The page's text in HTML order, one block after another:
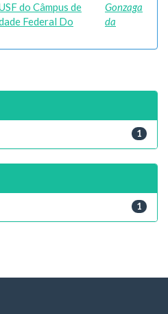
do Câmpus de
Federal Do
Gonzaga
da
1
1